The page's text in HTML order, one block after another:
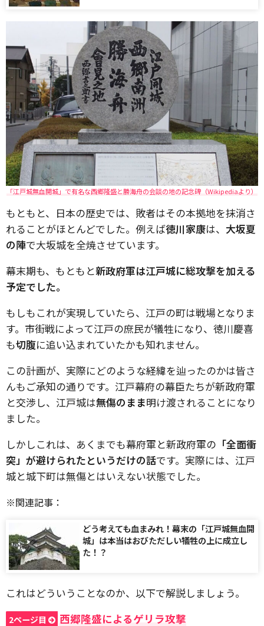
「江戸城無血開城」で有名な西郷隆盛と勝海舟の会談の地の記念碑（Wikipediaより）
もともと、日本の歴史では、敗者はその本拠地を抹消さ
れることがほとんどでした。例えば徳川家康は、 大坂夏
の陣で大坂城を全焼させています。
幕末期も、もともと新政府軍は江戸城に総攻撃を加える
予定でした。
もしもこれが実現していたら、江戸の町は戦場となりま
す。市街戦によって江戸の庶民が犠牲になり、徳川慶喜
も切腹に追い込まれていたかも知れません。
この計画が、実際にどのような経緯を辿ったのかは皆さ
んもご承知の通りです。江戸幕府の幕臣たちが新政府軍
と交渉し、江戸城は無傷のまま明け渡されることになり
ました。
しかしこれは、あくまでも幕府軍と新政府軍の 「全面衝
突」が避けられたというだけの話です。実際には、江戸
城と城下町は無傷とはいえない状態でした。
※関連記事：
どう考えても血まみれ！幕末の「江戸城無血開
城」は本当はおびただしい犠牲の上に成立し
た！？
これはどういうことなのか、以下で解説しましょう。
2ページ目 西郷隆盛によるゲリラ攻撃